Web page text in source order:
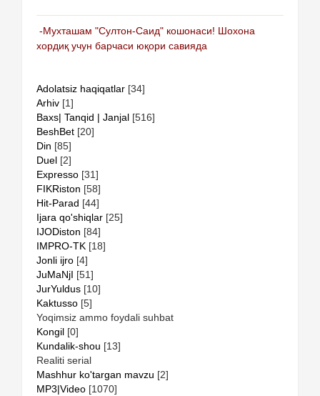
-Мухташам "Султон-Саид" кошонаси! Шохона
хордиқ учун барчаси юқори савияда
Adolatsiz haqiqatlar [34]
Arhiv [1]
Baxs| Tanqid | Janjal [516]
BeshBet [20]
Din [85]
Duel [2]
Expresso [31]
FIKRiston [58]
Hit-Parad [44]
Ijara qo'shiqlar [25]
IJODiston [84]
IMPRO-TK [18]
Jonli ijro [4]
JuMaNjI [51]
JurYuldus [10]
Kaktusso [5]
Yoqimsiz ammo foydali suhbat
Kongil [0]
Kundalik-shou [13]
Realiti serial
Mashhur ko'targan mavzu [2]
MP3|Video [1070]